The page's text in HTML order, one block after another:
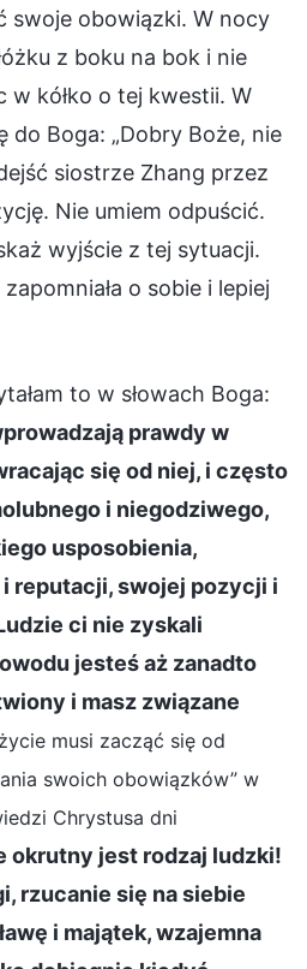
swoje obowiązki. W nocy
z boku na bok i nie
w kółko o tej kwestii. W
do Boga: „Dobry Boże, nie
siostrze Zhang przez
Nie umiem odpuścić.
wyjście z tej sytuacji.
o sobie i lepiej
to w słowach Boga:
prawdy w
się od niej, i często
i niegodziwego,
usposobienia,
reputacji, swojej pozycji i
ci nie zyskali
jesteś aż zanadto
i masz związane
musi zacząć się od
swoich obowiązków” w
Chrystusa dni
okrutny jest rodzaj ludzki!
rzucanie się na siebie
i majątek, wzajemna